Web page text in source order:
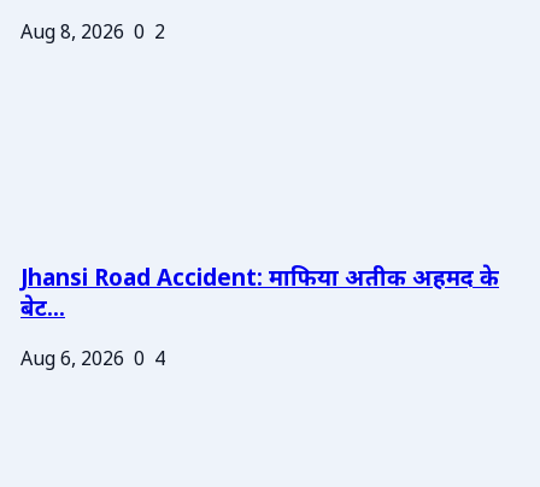
Aug 8, 2026 0 2
Jhansi Road Accident: माफिया अतीक अहमद के
बेट...
Aug 6, 2026 0 4